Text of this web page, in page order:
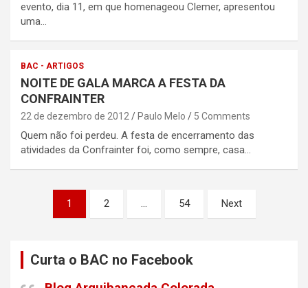
evento, dia 11, em que homenageou Clemer, apresentou
uma…
BAC - ARTIGOS
NOITE DE GALA MARCA A FESTA DA
CONFRAINTER
22 de dezembro de 2012 Paulo Melo 5 Comments
Quem não foi perdeu. A festa de encerramento das
atividades da Confrainter foi, como sempre, casa…
Paginação
1 2 … 54 Next
Curta o BAC no Facebook